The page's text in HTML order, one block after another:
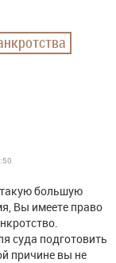
большую
Вы имеете право
суда подготовить
причине вы не